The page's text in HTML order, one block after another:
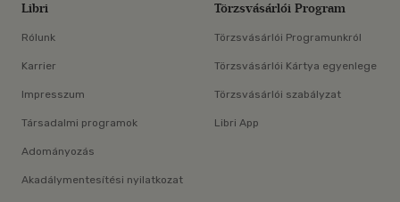
Libri
Rólunk
Karrier
Impresszum
Társadalmi programok
Adományozás
Akadálymentesítési nyilatkozat
Törzsvásárlói Program
Törzsvásárlói Programunkról
Törzsvásárlói Kártya egyenlege
Törzsvásárlói szabályzat
Libri App